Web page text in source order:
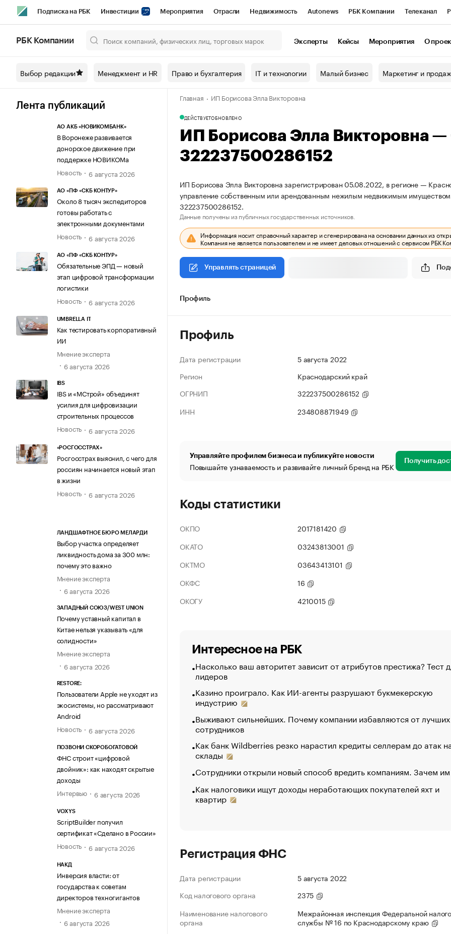
Подписка на РБК Инвестиции Мероприятия Отрасли Недвижимость Autonews РБК Компании Телеканал
Спецпроекты СПб Конференции СПб Спецпроекты Проверка контрагентов
Технологии и медиа Рынок наличной валюты
РБК Компании Эксперты Кейсы Мероприятия О
Выбор редакции Менеджмент и HR Право и бухгалтерия IT и технологии Малый бизнес Маркетинг и
Лента публикаций
АО АКБ «НОВИКОМБАНК»
В Воронеже развивается
донорское движение при
поддержке НОВИКОМа
Новость
6 августа 2026
АО «ПФ «СКБ КОНТУР»
Около 8 тысяч экспедиторов
готовы работать с
электронными документами
Новость
6 августа 2026
АО «ПФ «СКБ КОНТУР»
Обязательные ЭПД — новый
этап цифровой трансформации
логистики
Новость
6 августа 2026
UMBRELLA IT
Как тестировать корпоративный
ИИ
Мнение эксперта
6 августа 2026
IBS
IBS и «МСтрой» объединят
усилия для цифровизации
строительных процессов
Новость
6 августа 2026
«РОСГОССТРАХ»
Росгосстрах выяснил, с чего для
россиян начинается новый этап
в жизни
Новость
6 августа 2026
ЛАНДШАФТНОЕ БЮРО МЕЛАРДИ
Выбор участка определяет
ликвидность дома за 300 млн:
почему это важно
Мнение эксперта
6 августа 2026
ЗАПАДНЫЙ СОЮЗ/WEST UNION
Почему уставный капитал в
Китае нельзя указывать «для
солидности»
Мнение эксперта
6 августа 2026
RESTORE:
Пользователи Apple не уходят из
экосистемы, но рассматривают
Android
Новость
6 августа 2026
ПОЗВОНИ СКОРОБОГАТОВОЙ
ФНС строит «цифровой
двойник»: как находят скрытые
доходы
Интервью
6 августа 2026
VOXYS
ScriptBuilder получил
сертификат «Сделано в России»
Новость
6 августа 2026
НАКД
Инверсия власти: от
государства к советам
директоров техногигантов
Мнение эксперта
6 августа 2026
Главная ИП Борисова Элла Викторовна
ДЕЙСТВУЕТОБНОВЛЕНО
ИП Борисова Элла Викторовна
322237500286152
ИП Борисова Элла Викторовна зарегистрирован 05.08.2022, в регионе —
управление собственным или арендованным нежилым недвижимым
322237500286152.
Данные получены из публичных государственных источников.
Информация носит справочный характер и сгенерирована на основании данных из
Компания не является пользователем и не имеет деловых отношений с сервисом РБК
Управлять страницей
Профиль
Профиль
Дата регистрации
5 августа 2022
Регион
Краснодарский край
ОГРНИП
322237500286152
ИНН
234808871949
Управляйте профилем бизнеса и публикуйте новости
Повышайте узнаваемость и развивайте личный бренд на РБК Получить
Коды статистики
ОКПО
2017181420
ОКАТО
03243813001
ОКТМО
03643413101
ОКФС
16
ОКОГУ
4210015
Интересное на РБК
Насколько ваш авторитет зависит от атрибутов престижа? Тест
лидеров
Казино проиграло. Как ИИ-агенты разрушают букмекерскую
индустрию
Выживают сильнейших. Почему компании избавляются от лучших
сотрудников
Как банк Wildberries резко нарастил кредиты селлерам до атак
склады
Сотрудники открыли новый способ вредить компаниям. Зачем
Как налоговики ищут доходы неработающих покупателей яхт и
квартир
Регистрация ФНС
Дата регистрации
5 августа 2022
Код налогового органа
2375
Наименование налогового
органа
Межрайонная инспекция Федеральной
службы № 16 по Краснодарскому краю